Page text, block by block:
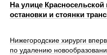
На улице Красносельской
остановки и стоянки
Нижегородские хирурги
по удалению